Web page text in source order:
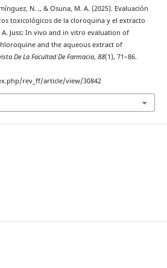
N. ., & Osuna, M. A. (2025). Evaluación
toxicológicos de la cloroquina y el extracto
Juss: In vivo and in vitro evaluation of
and the aqueous extract of
De La Facultad De Farmacia, 88(1), 71–86.
rev_ff/article/view/30842